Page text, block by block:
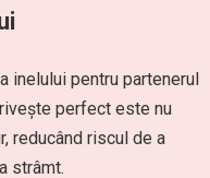
inelului pentru partenerul
perfect este nu
reducând riscul de a
strâmt.